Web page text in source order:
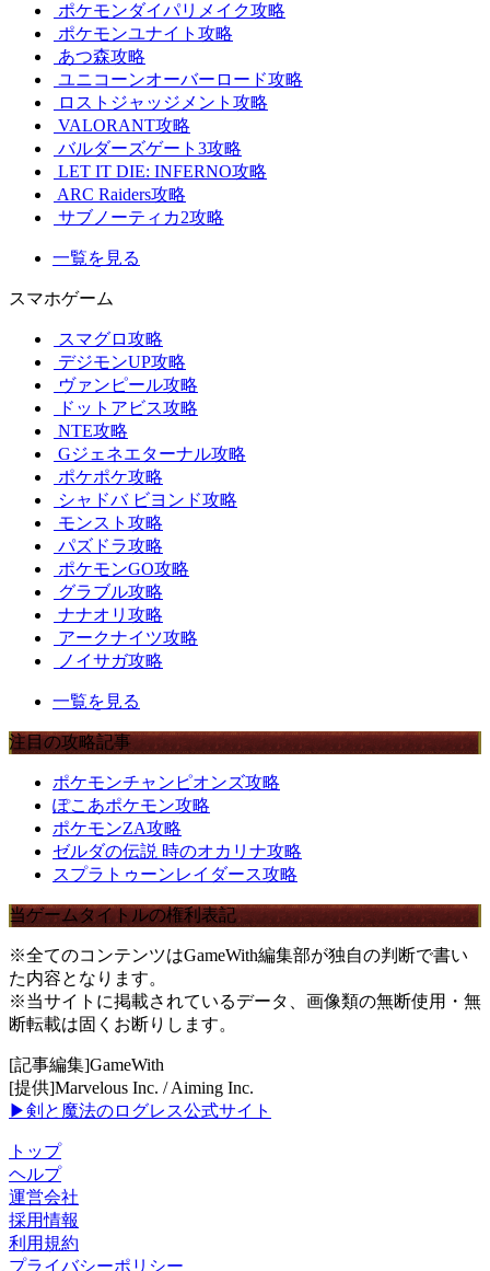
ポケモンダイパリメイク攻略
ポケモンユナイト攻略
あつ森攻略
ユニコーンオーバーロード攻略
ロストジャッジメント攻略
VALORANT攻略
バルダーズゲート3攻略
LET IT DIE: INFERNO攻略
ARC Raiders攻略
サブノーティカ2攻略
一覧を見る
スマホゲーム
スマグロ攻略
デジモンUP攻略
ヴァンピール攻略
ドットアビス攻略
NTE攻略
Gジェネエターナル攻略
ポケポケ攻略
シャドバ ビヨンド攻略
モンスト攻略
パズドラ攻略
ポケモンGO攻略
グラブル攻略
ナナオリ攻略
アークナイツ攻略
ノイサガ攻略
一覧を見る
注目の攻略記事
ポケモンチャンピオンズ攻略
ぽこあポケモン攻略
ポケモンZA攻略
ゼルダの伝説 時のオカリナ攻略
スプラトゥーンレイダース攻略
当ゲームタイトルの権利表記
※全てのコンテンツはGameWith編集部が独自の判断で書い
た内容となります。
※当サイトに掲載されているデータ、画像類の無断使用・無
断転載は固くお断りします。
[記事編集]GameWith
[提供]Marvelous Inc. / Aiming Inc.
▶剣と魔法のログレス公式サイト
トップ
ヘルプ
運営会社
採用情報
利用規約
プライバシーポリシー